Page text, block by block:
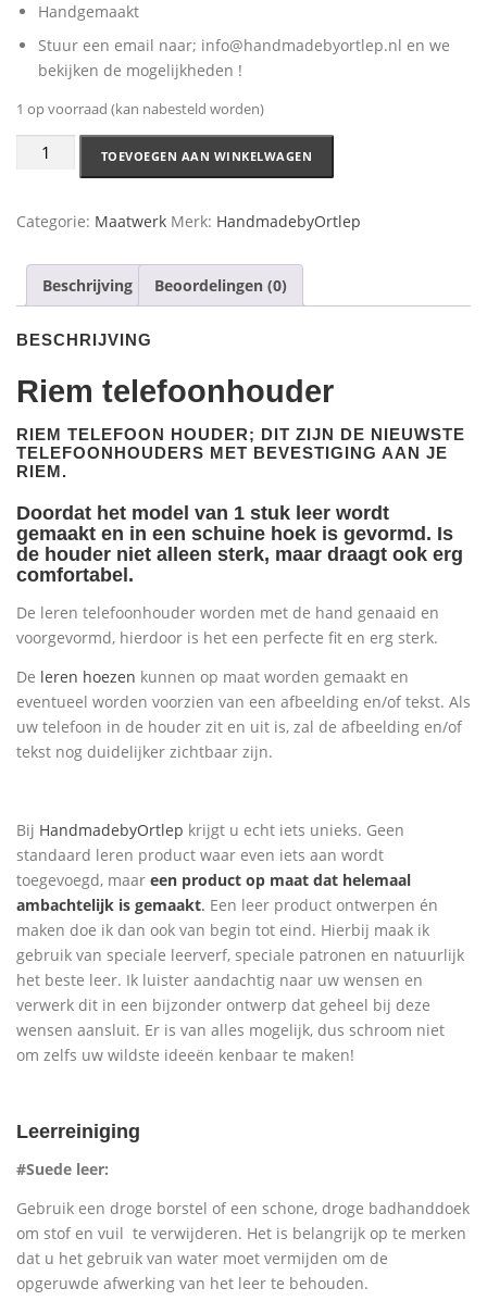
Handgemaakt
Stuur een email naar; info@handmadebyortlep.nl en we
bekijken de mogelijkheden !
1 op voorraad (kan nabesteld worden)
TOEVOEGEN AAN WINKELWAGEN
Categorie: Maatwerk Merk: HandmadebyOrtlep
Beschrijving Beoordelingen (0)
BESCHRIJVING
Riem telefoonhouder
RIEM TELEFOON HOUDER; DIT ZIJN DE NIEUWSTE
TELEFOONHOUDERS MET BEVESTIGING AAN JE
RIEM.
Doordat het model van 1 stuk leer wordt
gemaakt en in een schuine hoek is gevormd. Is
de houder niet alleen sterk, maar draagt ook erg
comfortabel.
De leren telefoonhouder worden met de hand genaaid en
voorgevormd, hierdoor is het een perfecte fit en erg sterk.
De leren hoezen kunnen op maat worden gemaakt en
eventueel worden voorzien van een afbeelding en/of tekst. Als
uw telefoon in de houder zit en uit is, zal de afbeelding en/of
tekst nog duidelijker zichtbaar zijn.
Bij HandmadebyOrtlep krijgt u echt iets unieks. Geen
standaard leren product waar even iets aan wordt
toegevoegd, maar een product op maat dat helemaal
ambachtelijk is gemaakt. Een leer product ontwerpen én
maken doe ik dan ook van begin tot eind. Hierbij maak ik
gebruik van speciale leerverf, speciale patronen en natuurlijk
het beste leer. Ik luister aandachtig naar uw wensen en
verwerk dit in een bijzonder ontwerp dat geheel bij deze
wensen aansluit. Er is van alles mogelijk, dus schroom niet
om zelfs uw wildste ideeën kenbaar te maken!
Leerreiniging
#Suede leer:
Gebruik een droge borstel of een schone, droge badhanddoek
om stof en vuil te verwijderen. Het is belangrijk op te merken
dat u het gebruik van water moet vermijden om de
opgeruwde afwerking van het leer te behouden.